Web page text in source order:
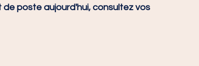
poste aujourd'hui, consultez vos